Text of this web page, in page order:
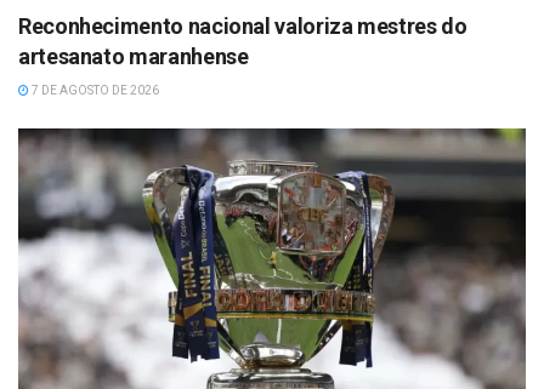
Reconhecimento nacional valoriza mestres do
artesanato maranhense
7 DE AGOSTO DE 2026